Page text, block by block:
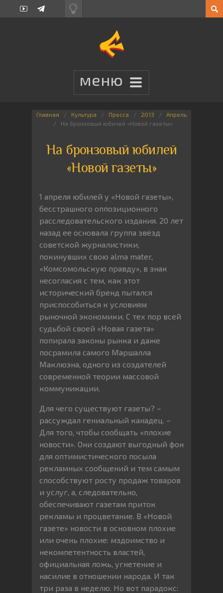
Главная Культура Пресса 2013
Апрель
На бронзовый юбилей «Новой газеты»
На бронзовый юбилей
«Новой газеты»
1 апреля юбилей у «Новой газеты»,
бесстрашного оппозиционного
расследовательского издания. 20 лет
назад ее основала группа звёзд
советcкой журналистики,
покинувших свою alma mater,
«Комсомольскую правду», в знак
несогласия с тем, как этот
исторический бренд пытался
приспособиться к условиям
рыночной экономики. С тех пор всей
судьбой своей «Новая газета»
попирала законы рынка и даже
посрамила самого Маршалла
Маклюэна, одного из создателей
современной теории массовой
коммуникации.
Для чего существуют газеты? –
рассуждал гениальный канадец. –
Для того, чтобы сообщать «плохие
новости». Они создают выгодный фон
для оптимистического посыла
рекламных сообщений и тем самым
способствуют росту продаж товаров
и услуг, а, следовательно,
обеспечивают газетам приток
рекламы и процветание. В «Новой
газете» новости в основном плохие
или очень плохие: мздоимство и
некомпетентность властей,
официальная ложь, угнетение и
насилие в отношении народа. И так
три раза в неделю. Но вот парадокс: